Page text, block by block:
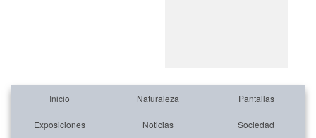
Inicio Naturaleza Pantallas
Exposiciones Noticias Sociedad